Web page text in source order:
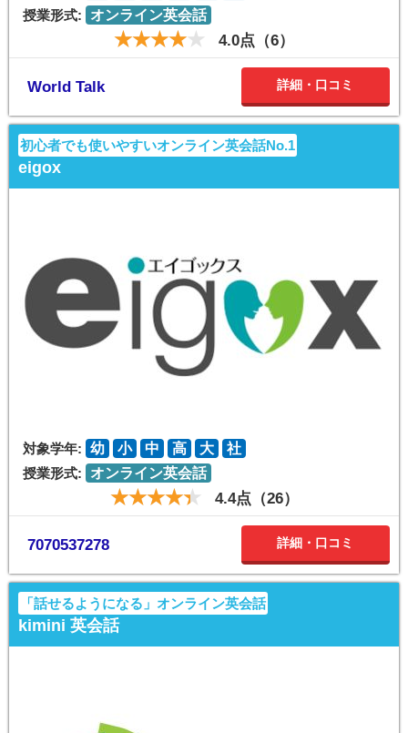
授業形式:
オンライン英会話
4.0点（6）
World Talk 詳細・口コミ
初心者でも使いやすいオンライン英会話No.1
eigox
対象学年: 幼 小 中 高 大
社
授業形式:
オンライン英会話
4.4点（26）
7070537278 詳細・口コミ
「話せるようになる」オンライン英会話
kimini 英会話